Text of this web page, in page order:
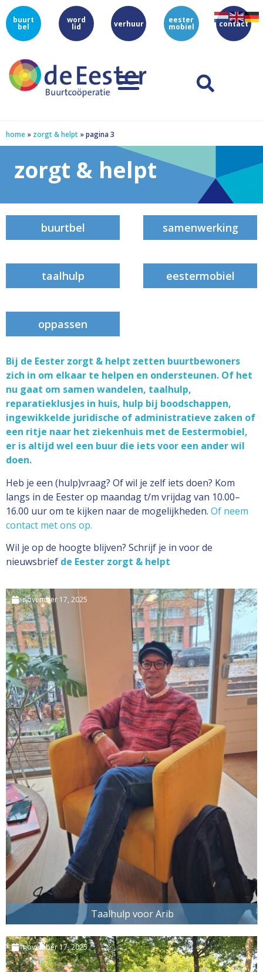
buurt
bel
word
lid verhuur eester
mobiel contact
home » zorgt & helpt »pagina 3
zorgt & helpt
buurtbel samenwerking
taalhulp eestermobiel
oppassen
Bij de Eester zorgt & helpt zetten buurtbewoners
zich in om elkaar te helpen en ondersteunen. Of het
nu gaat om samen wandelen, taalhulp,
reparatieklusjes in huis, hulp bij boodschappen,
ingewikkelde juridische of administratieve zaken of
een ritje naar het ziekenhuis met de Eestermobiel,
er is altijd wel een buur die iets voor een ander wil
doen.
Heb je een (hulp)vraag? Of wil je zelf iets doen? Kom
langs in de Eester op maandag t/m vrijdag van 10.00–
16.00 uur om te kijken naar de mogelijkheden. Of neem
contact met ons op.
Wil je op de hoogte blijven? Schrijf je in voor de
nieuwsbrief de Eester zorgt & helpt
Taalhulp voor Arib
november 17, 2025
november 17, 2025